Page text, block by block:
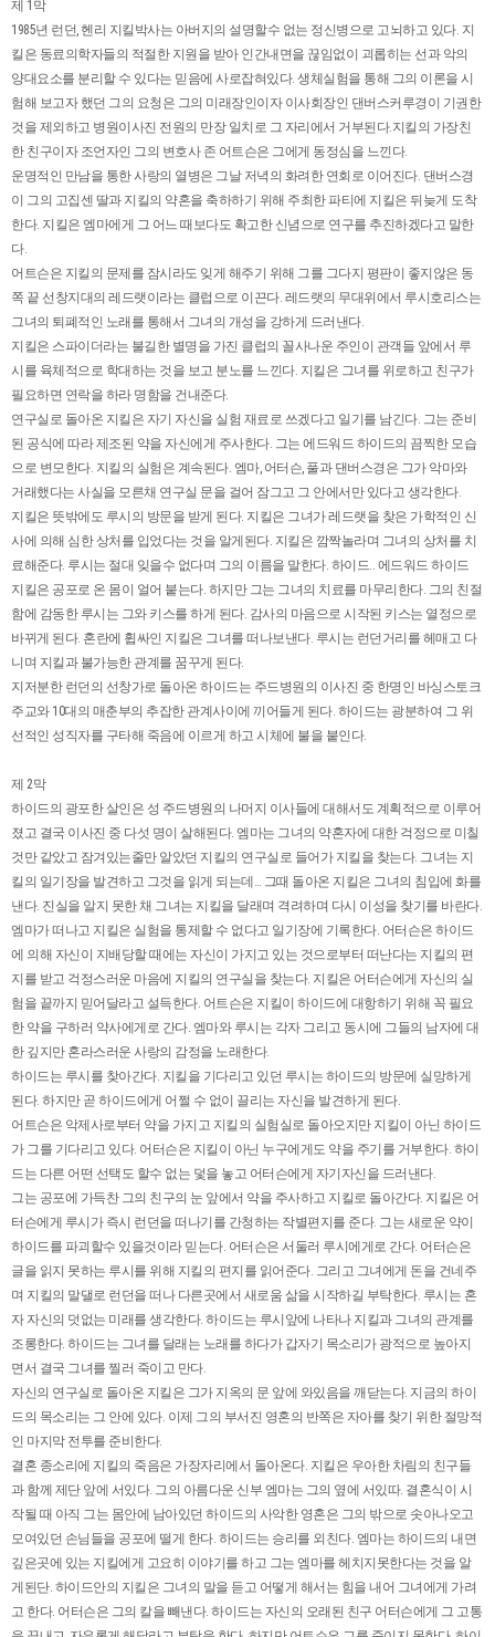
제 1막
1985년 런던, 헨리 지킬박사는 아버지의 설명할수 없는 정신병으로 고뇌하고 있다. 지
킬은 동료의학자들의 적절한 지원을 받아 인간내면을 끊임없이 괴롭히는 선과 악의
양대요소를 분리할 수 있다는 믿음에 사로잡혀있다. 생체실험을 통해 그의 이론을 시
험해 보고자 했던 그의 요청은 그의 미래장인이자 이사회장인 댄버스커루경이 기권한
것을 제외하고 병원이사진 전원의 만장 일치로 그 자리에서 거부된다.지킬의 가장친
한 친구이자 조언자인 그의 변호사 존 어트슨은 그에게 동정심을 느낀다.
운명적인 만남을 통한 사랑의 열병은 그날 저녁의 화려한 연회로 이어진다. 댄버스경
이 그의 고집센 딸과 지킬의 약혼을 축하하기 위해 주최한 파티에 지킬은 뒤늦게 도착
한다. 지킬은 엠마에게 그 어느 때보다도 확고한 신념으로 연구를 추진하겠다고 말한
다.
어트슨은 지킬의 문제를 잠시라도 잊게 해주기 위해 그를 그다지 평판이 좋지않은 동
쪽 끝 선창지대의 레드랫이라는 클럽으로 이끈다. 레드랫의 무대위에서 루시호리스는
그녀의 퇴폐적인 노래를 통해서 그녀의 개성을 강하게 드러낸다.
지킬은 스파이더라는 불길한 별명을 가진 클럽의 꼴사나운 주인이 관객들 앞에서 루
시를 육체적으로 학대하는 것을 보고 분노를 느낀다. 지킬은 그녀를 위로하고 친구가
필요하면 연락을 하라 명함을 건내준다.
연구실로 돌아온 지킬은 자기 자신을 실험 재료로 쓰겠다고 일기를 남긴다. 그는 준비
된 공식에 따라 제조된 약을 자신에게 주사한다. 그는 에드워드 하이드의 끔찍한 모습
으로 변모한다. 지킬의 실험은 계속된다. 엠마, 어터슨, 풀과 댄버스경은 그가 악마와
거래했다는 사실을 모른채 연구실 문을 걸어 잠그고 그 안에서만 있다고 생각한다.
지킬은 뜻밖에도 루시의 방문을 받게 된다. 지킬은 그녀가 레드랫을 찾은 가학적인 신
사에 의해 심한 상처를 입었다는 것을 알게된다. 지킬은 깜짝놀라며 그녀의 상처를 치
료해준다. 루시는 절대 잊을수 없다며 그의 이름을 말한다. 하이드.. 에드워드 하이드
지킬은 공포로 온 몸이 얼어 붙는다. 하지만 그는 그녀의 치료를 마무리한다. 그의 친절
함에 감동한 루시는 그와 키스를 하게 된다. 감사의 마음으로 시작된 키스는 열정으로
바뀌게 된다. 혼란에 휩싸인 지킬은 그녀를 떠나보낸다. 루시는 런던거리를 헤매고 다
니며 지킬과 불가능한 관계를 꿈꾸게 된다.
지저분한 런던의 선창가로 돌아온 하이드는 주드병원의 이사진 중 한명인 바싱스토크
주교와 10대의 매춘부의 추잡한 관계사이에 끼어들게 된다. 하이드는 광분하여 그 위
선적인 성직자를 구타해 죽음에 이르게 하고 시체에 불을 붙인다.
제 2막
하이드의 광포한 살인은 성 주드병원의 나머지 이사들에 대해서도 계획적으로 이루어
졌고 결국 이사진 중 다섯 명이 살해된다. 엠마는 그녀의 약혼자에 대한 걱정으로 미칠
것만 같았고 잠겨있는줄만 알았던 지킬의 연구실로 들어가 지킬을 찾는다. 그녀는 지
킬의 일기장을 발견하고 그것을 읽게 되는데… 그때 돌아온 지킬은 그녀의 침입에 화를
낸다. 진실을 알지 못한 채 그녀는 지킬을 달래며 격려하며 다시 이성을 찾기를 바란다.
엠마가 떠나고 지킬은 실험을 통제할 수 없다고 일기장에 기록한다. 어터슨은 하이드
에 의해 자신이 지배당할 때에는 자신이 가지고 있는 것으로부터 떠난다는 지킬의 편
지를 받고 걱정스러운 마음에 지킬의 연구실을 찾는다. 지킬은 어터슨에게 자신의 실
험을 끝까지 믿어달라고 설득한다. 어트슨은 지킬이 하이드에 대항하기 위해 꼭 필요
한 약을 구하러 약사에게로 간다. 엠마와 루시는 각자 그리고 동시에 그들의 남자에 대
한 깊지만 혼라스러운 사랑의 감정을 노래한다.
하이드는 루시를 찾아간다. 지킬을 기다리고 있던 루시는 하이드의 방문에 실망하게
된다. 하지만 곧 하이드에게 어쩔 수 없이 끌리는 자신을 발견하게 된다.
어트슨은 악제사로부터 약을 가지고 지킬의 실험실로 돌아오지만 지킬이 아닌 하이드
가 그를 기다리고 있다. 어터슨은 지킬이 아닌 누구에게도 약을 주기를 거부한다. 하이
드는 다른 어떤 선택도 할수 없는 덫을 놓고 어터슨에게 자기자신을 드러낸다.
그는 공포에 가득찬 그의 친구의 눈 앞에서 약을 주사하고 지킬로 돌아간다. 지킬은 어
터슨에게 루시가 즉시 런던을 떠나기를 간청하는 작별편지를 준다. 그는 새로운 약이
하이드를 파괴할수 있을것이라 믿는다. 어터슨은 서둘러 루시에게로 간다. 어터슨은
글을 읽지 못하는 루시를 위해 지킬의 편지를 읽어준다. 그리고 그녀에게 돈을 건네주
며 지킬의 말댈로 런던을 떠나 다른곳에서 새로움 삶을 시작하길 부탁한다. 루시는 혼
자 자신의 덧없는 미래를 생각한다. 하이드는 루시앞에 나타나 지킬과 그녀의 관계를
조롱한다. 하이드는 그녀를 달래는 노래를 하다가 갑자기 목소리가 광적으로 높아지
면서 결국 그녀를 찔러 죽이고 만다.
자신의 연구실로 돌아온 지킬은 그가 지옥의 문 앞에 와있음을 깨닫는다. 지금의 하이
드의 목소리는 그 안에 있다. 이제 그의 부서진 영혼의 반쪽은 자아를 찾기 위한 절망적
인 마지막 전투를 준비한다.
결혼 종소리에 지킬의 죽음은 가장자리에서 돌아온다. 지킬은 우아한 차림의 친구들
과 함께 제단 앞에 서있다. 그의 아름다운 신부 엠마는 그의 옆에 서있따. 결혼식이 시
작될 때 아직 그는 몸안에 남아있던 하이드의 사악한 영혼은 그의 밖으로 솟아나오고
모여있던 손님들을 공포에 떨게 한다. 하이드는 승리를 외친다. 엠마는 하이드의 내면
깊은곳에 있는 지킬에게 고요히 이야기를 하고 그는 엠마를 헤치지못한다는 것을 알
게된단. 하이드안의 지킬은 그녀의 말을 듣고 어떻게 해서는 힘을 내어 그녀에게 가려
고 한다. 어터슨은 그의 칼을 빼낸다. 하이드는 자신의 오래된 친구 어터슨에게 그 고통